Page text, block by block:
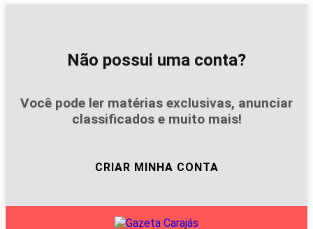
Não possui uma conta?
Você pode ler matérias exclusivas, anunciar
classificados e muito mais!
CRIAR MINHA CONTA